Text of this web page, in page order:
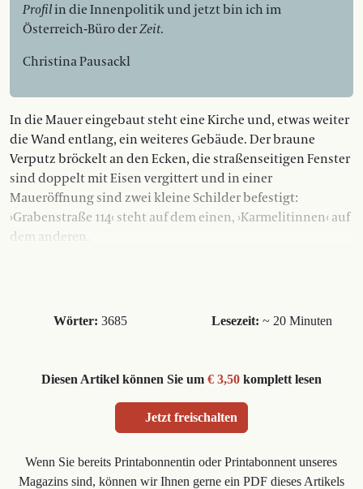
Profilin die Innenpolitik und jetzt bin ich im
Österreich-Büro derZeit.
Christina Pausackl
In die Mauer eingebaut steht eine Kirche und, etwas weiter
die Wand entlang, ein weiteres Gebäude. Der braune
Verputz bröckelt an den Ecken, die straßenseitigen Fenster
sind doppelt mit Eisen vergittert und in einer
Maueröffnung sind zwei kleine Schilder befestigt:
›Grabenstraße 114‹ steht auf dem einen, ›Karmelitinnen‹ auf
dem anderen.
Wörter: 3685 Lesezeit: ~ 20 Minuten
Diesen Artikel können Sie um € 3,50komplett lesen
Jetzt freischalten
Wenn Sie bereits Printabonnentin oder Printabonnent unseres
Magazins sind, können wir Ihnen gerne ein PDF dieses Artikels